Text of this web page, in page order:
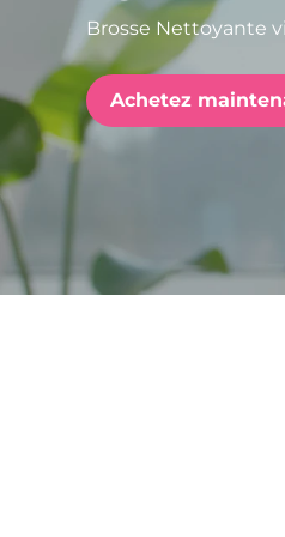
Brosse Nettoyante
Achetez
issa™ Teeth Whitening
POPULAIRE